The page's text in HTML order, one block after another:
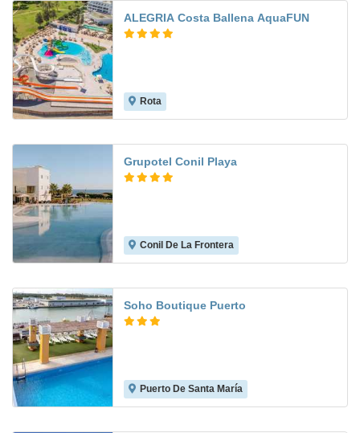
ALEGRIA Costa Ballena AquaFUN
Rota
Grupotel Conil Playa
Conil De La Frontera
Soho Boutique Puerto
Puerto De Santa María